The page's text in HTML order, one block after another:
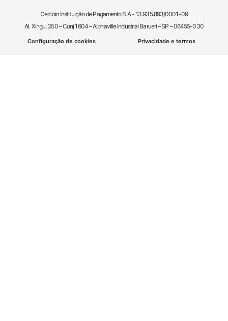
Celcoin Instituição de Pagamento S.A - 13.935.893/0001-09
Al. Xingu, 350 – Conj 1604 – Alphaville Industrial Barueri – SP – 06455-030
Configuração de cookies Privacidade e termos